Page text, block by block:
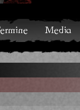
Band Discografie